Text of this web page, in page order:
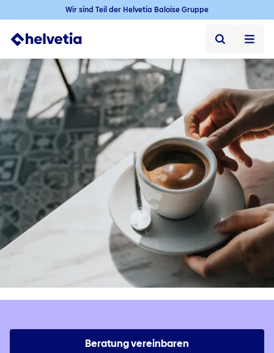
Wir sind Teil der Helvetia Baloise Gruppe
Privatkunden
Firmenkunden
Vertriebspartner
Unternehmen
Kontakt & Service
Jobs
Beratung vereinbaren